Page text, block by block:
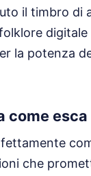
il timbro di
la potenza
come esca
che